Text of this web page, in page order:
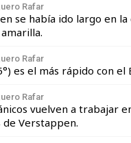
Rafar
se había ido largo en la
Rafar
es el más rápido con el
Rafar
vuelven a trabajar
de Verstappen.